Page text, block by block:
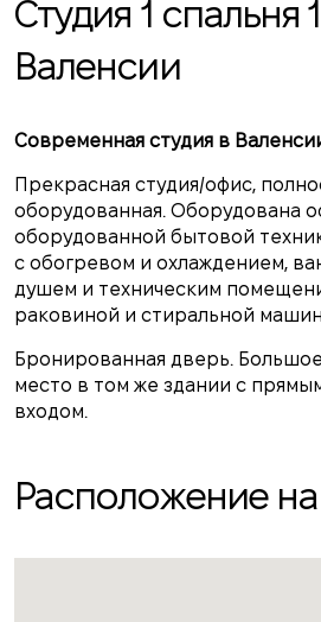
Студия 1 спальня
Валенсии
Современная студия в
Прекрасная студия/офис,
оборудованная. Оборудована
оборудованной бытовой
с обогревом и охлаждением,
душем и техническим
раковиной и стиральной
Бронированная дверь.
место в том же здании с
входом.
Расположение